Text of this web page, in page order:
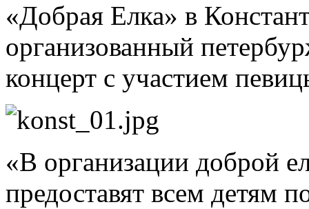
«Добрая Елка» в
организованный
концерт с участием
«В организации доброй
предоставят всем детям